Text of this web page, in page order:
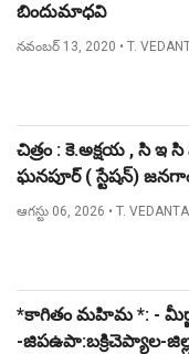
బిందుమాధవి
నవంబర్ 13, 2020 • T.
చిత్రం : కె.అక్షయ , సి ఇ
ఘనపూర్ ( స్టేషన్)
ఆగస్టు 06, 2026 • T.
*కాగితం మహిమ *: -
-జిపఉపా:బక్రిచెప్యాల-